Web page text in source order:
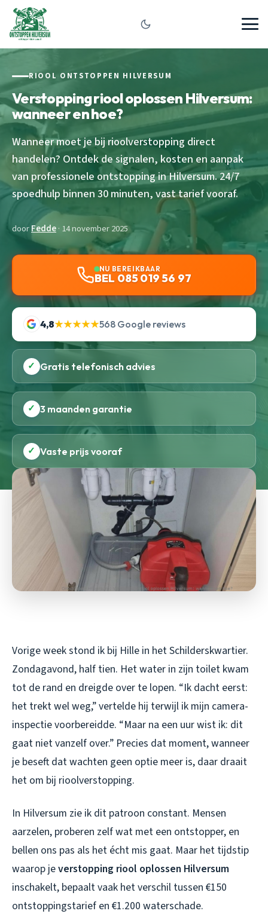
RIOOL ONTSTOPPEN HILVERSUM
Verstopping riool oplossen Hilversum:
wanneer en hoe?
Wanneer moet je bij rioolverstopping direct
handelen? Ontdek de signalen, kosten en aanpak
van professionele ontstopping in Hilversum. 24/7
spoedhulp binnen 30 minuten, vast tarief vooraf.
doorFedde· 14 november 2025
NU BEREIKBAAR
BEL 085 019 56 97
4,8★★★★★568 Google reviews
✓ Gratis telefonisch advies
✓ 3 maanden garantie
✓ Vaste prijs vooraf
Vorige week stond ik bij Hille in het Schilderskwartier.
Zondagavond, half tien. Het water in zijn toilet kwam
tot de rand en dreigde over te lopen. “Ik dacht eerst:
het trekt wel weg,” vertelde hij terwijl ik mijn camera-
inspectie voorbereidde. “Maar na een uur wist ik: dit
gaat niet vanzelf over.” Precies dat moment, wanneer
je beseft dat wachten geen optie meer is, daar draait
het om bij rioolverstopping.
In Hilversum zie ik dit patroon constant. Mensen
aarzelen, proberen zelf wat met een ontstopper, en
bellen ons pas als het écht mis gaat. Maar het tijdstip
waarop jeverstopping riool oplossen Hilversum
inschakelt, bepaalt vaak het verschil tussen €150
ontstoppingstarief en €1.200 waterschade.